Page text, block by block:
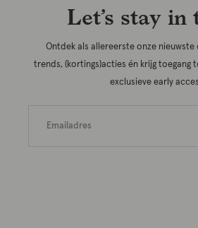
Let’s stay in
Ontdek als allereerste onze
trends, (kortings)acties én krijg toegang
exclusieve early